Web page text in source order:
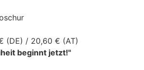
(DE) / 20,60 € (AT)
beginnt jetzt!"